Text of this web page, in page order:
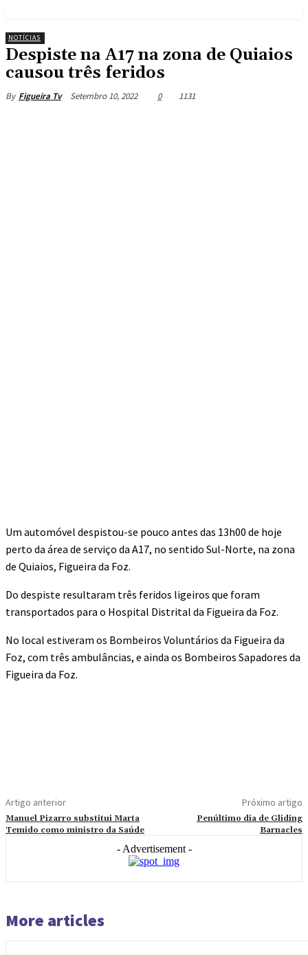
NOTÍCIAS
Despiste na A17 na zona de Quiaios
causou três feridos
By Figueira Tv Setembro 10, 2022 0 1131
Um automóvel despistou-se pouco antes das 13h00 de hoje
perto da área de serviço da A17, no sentido Sul-Norte, na zona
de Quiaios, Figueira da Foz.
Do despiste resultaram três feridos ligeiros que foram
transportados para o Hospital Distrital da Figueira da Foz.
No local estiveram os Bombeiros Voluntários da Figueira da
Foz, com três ambulâncias, e ainda os Bombeiros Sapadores da
Figueira da Foz.
Artigo anterior
Manuel Pizarro substitui Marta
Temido como ministro da Saúde
Próximo artigo
Penúltimo dia de Gliding
Barnacles
- Advertisement -
More articles